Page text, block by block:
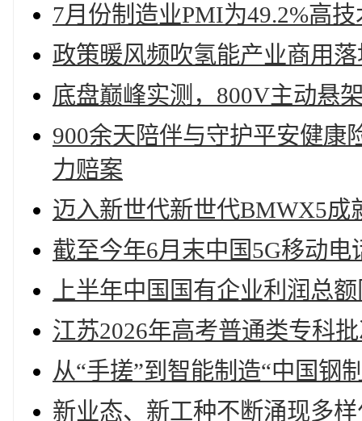
7月份制造业PMI为49.2%高
政策暖风频吹氢能产业商用
底盘巅峰实测，800V主动悬
900余天陪伴与守护平安健康
力赔案
迈入新世代新世代BMWX5成
截至今年6月末中国5G移动电
上半年中国国有企业利润总
江苏2026年高考普通类专科
从“手搓”到智能制造“中国钢
新业态、新工种不断涌现多